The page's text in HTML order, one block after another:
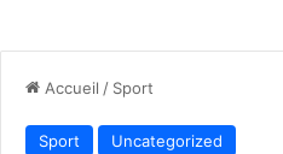
Accueil / Sport
Sport Uncategorized